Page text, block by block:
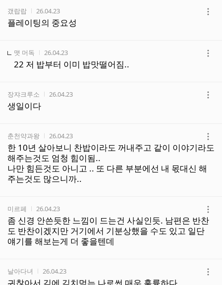
작성자
갰랍랍 작성시간
26.04.23
플레이팅의 중요성
작성자
맷 머독 작성시간
26.04.23
22 저 밥부터 이미 밥맛떨어짐..
작성자
장쟈크루소 작성시간
26.04.23
생일이다
작성자
춘천약과왕 작성시간
26.04.23
한 10년 살아보니 찬밥이라도 꺼내주고 같이 이야기라도
해주는것도 엄청 힘이됨..
나만 힘든것도 아니고 .. 또 다른 부분에선 내 몫대신 해
주는것도 많으니까..
더
작성자
미르페 작성시간
26.04.23
좀 신경 안쓴듯한 느낌이 드는건 사실인듯. 남편은 반찬
도 반찬이겠지만 거기에서 기분상했을 수도 있고 일단
얘기를 해보는게 더 좋을텐데
더
작성자
날아다녀 작성시간
26.04.23